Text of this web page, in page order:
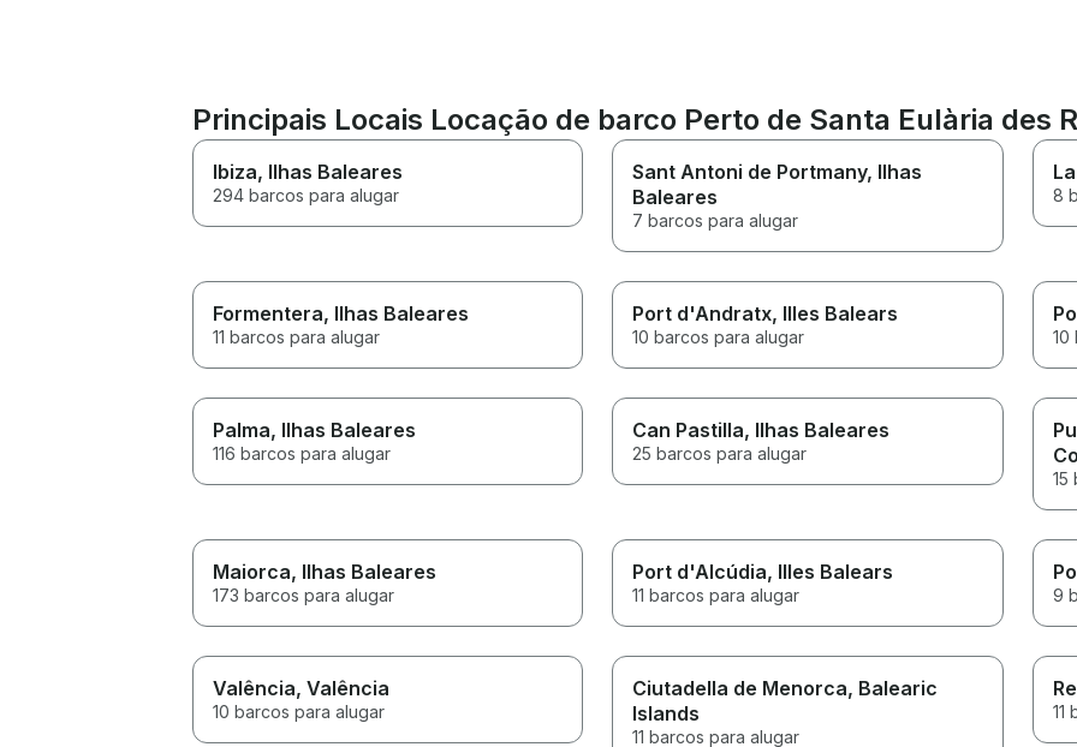
Principais Locais Locação de barco Perto de Santa Eulària des
Ibiza, Ilhas Baleares
294 barcos para alugar
Sant Antoni de Portmany, Ilhas
Baleares
7 barcos para alugar
8
Formentera, Ilhas Baleares
11 barcos para alugar
Port d'Andratx, Illes Balears
10 barcos para alugar 10
Palma, Ilhas Baleares
116 barcos para alugar
Can Pastilla, Ilhas Baleares
25 barcos para alugar
15
Maiorca, Ilhas Baleares
173 barcos para alugar
Port d'Alcúdia, Illes Balears
11 barcos para alugar 9
Valência, Valência
10 barcos para alugar
Ciutadella de Menorca, Balearic
Islands
11 barcos para alugar
11